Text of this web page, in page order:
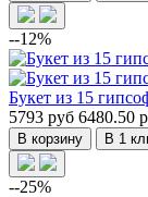
--12%
Букет из 15
5793 руб 6480.50
В корзину В 1
--25%